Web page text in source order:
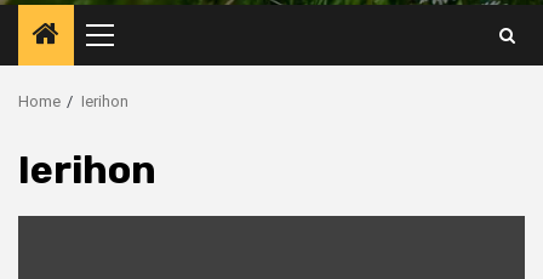
Primary
Menu
Home Ierihon
Ierihon